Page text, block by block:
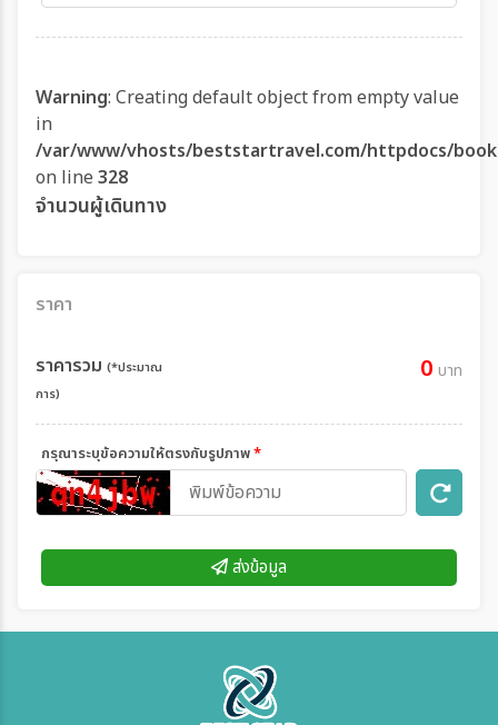
Warning: Creating default object from empty value
in
/var/www/vhosts/beststartravel.com/httpdocs/
on line 328
จำนวนผู้เดินทาง
ราคา
ราคารวม (*ประมาณ
การ)
0 บาท
กรุณาระบุข้อความให้ตรงกับรูปภาพ*
ส่งข้อมูล